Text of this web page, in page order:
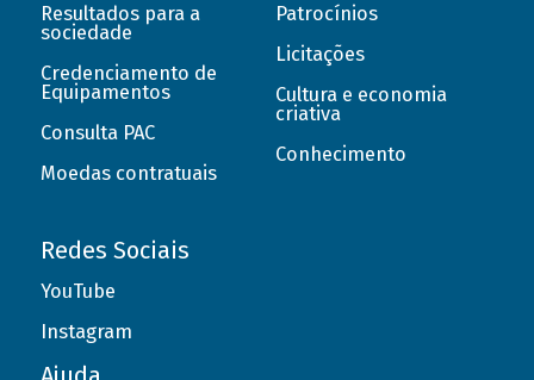
Resultados para a
sociedade
Credenciamento de
Equipamentos
Consulta PAC
Moedas contratuais
Patrocínios
Licitações
Cultura e economia
criativa
Conhecimento
Redes Sociais
YouTube
Instagram